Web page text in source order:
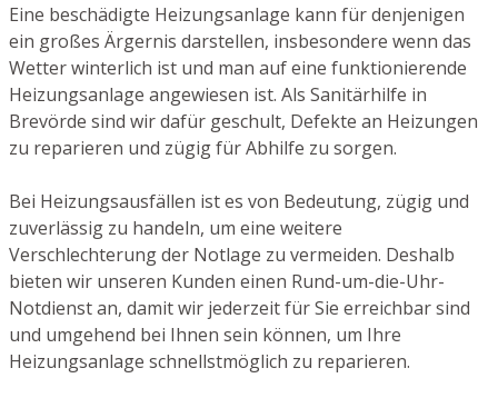
Eine beschädigte Heizungsanlage kann für denjenigen
ein großes Ärgernis darstellen, insbesondere wenn das
Wetter winterlich ist und man auf eine funktionierende
Heizungsanlage angewiesen ist. Als Sanitärhilfe in
Brevörde sind wir dafür geschult, Defekte an Heizungen
zu reparieren und zügig für Abhilfe zu sorgen.
Bei Heizungsausfällen ist es von Bedeutung, zügig und
zuverlässig zu handeln, um eine weitere
Verschlechterung der Notlage zu vermeiden. Deshalb
bieten wir unseren Kunden einen Rund-um-die-Uhr-
Notdienst an, damit wir jederzeit für Sie erreichbar sind
und umgehend bei Ihnen sein können, um Ihre
Heizungsanlage schnellstmöglich zu reparieren.